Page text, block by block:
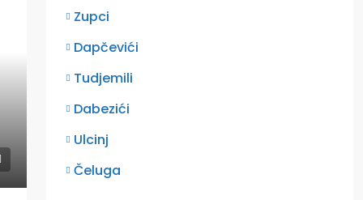
Zupci
Dapčevići
Tudjemili
Dabezići
Ulcinj
Čeluga